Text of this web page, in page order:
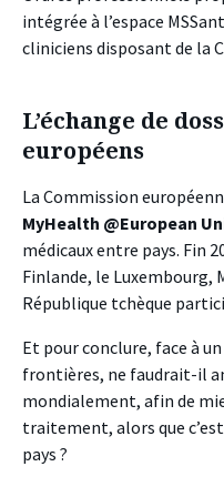
intégrée à l’espace
cliniciens disposant de la
L’échange de
européens
La Commission
MyHealth @European
médicaux entre pays. Fin
Finlande, le
République tchèque
Et pour conclure, face à
frontières, ne faudrait-il
mondialement, afin de
traitement, alors que
pays ?